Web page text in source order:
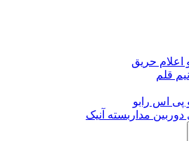
اعلام حریق
قلم
پی اس رابو
مداربسته آنیک